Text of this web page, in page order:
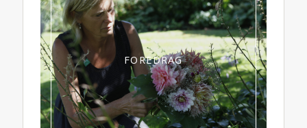
FOREDRAG